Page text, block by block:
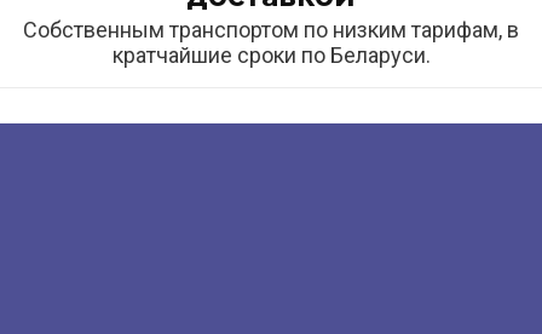
Собственным транспортом по низким тарифам, в
кратчайшие сроки по Беларуси.